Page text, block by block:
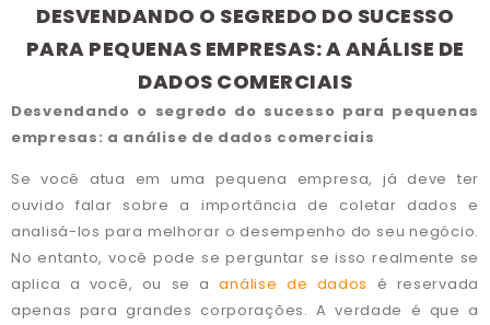
DESVENDANDO O SEGREDO DO SUCESSO
PARA PEQUENAS EMPRESAS: A ANÁLISE DE
DADOS COMERCIAIS
Desvendando o segredo do sucesso para pequenas
empresas: a análise de dados comerciais
Se você atua em uma pequena empresa, já deve ter
ouvido falar sobre a importância de coletar dados e
analisá-los para melhorar o desempenho do seu negócio.
No entanto, você pode se perguntar se isso realmente se
aplica a você, ou se a análise de dados
é reservada
apenas para grandes corporações. A verdade é que a